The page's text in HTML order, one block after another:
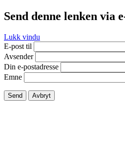
Send denne lenken via
Lukk vindu
E-post til
Avsender
Din e-postadresse
Emne
Send Avbryt